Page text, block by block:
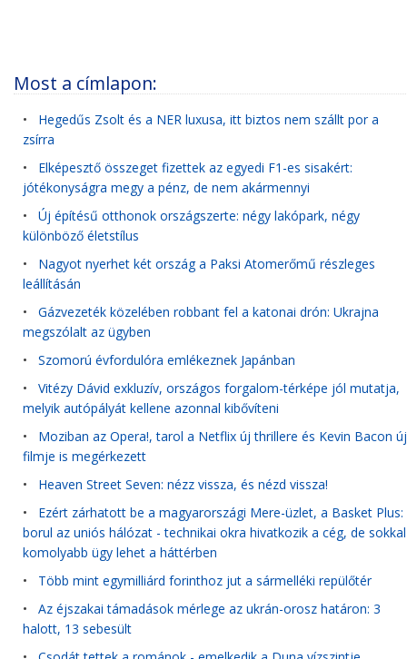
Most a címlapon:
• Hegedűs Zsolt és a NER luxusa, itt biztos nem szállt por a
zsírra
• Elképesztő összeget fizettek az egyedi F1-es sisakért:
jótékonyságra megy a pénz, de nem akármennyi
• Új építésű otthonok országszerte: négy lakópark, négy
különböző életstílus
• Nagyot nyerhet két ország a Paksi Atomerőmű részleges
leállításán
• Gázvezeték közelében robbant fel a katonai drón: Ukrajna
megszólalt az ügyben
• Szomorú évfordulóra emlékeznek Japánban
• Vitézy Dávid exkluzív, országos forgalom-térképe jól mutatja,
melyik autópályát kellene azonnal kibővíteni
• Moziban az Opera!, tarol a Netflix új thrillere és Kevin Bacon új
filmje is megérkezett
• Heaven Street Seven: nézz vissza, és nézd vissza!
• Ezért zárhatott be a magyarországi Mere-üzlet, a Basket Plus:
borul az uniós hálózat - technikai okra hivatkozik a cég, de sokkal
komolyabb ügy lehet a háttérben
• Több mint egymilliárd forinthoz jut a sármelléki repülőtér
• Az éjszakai támadások mérlege az ukrán-orosz határon: 3
halott, 13 sebesült